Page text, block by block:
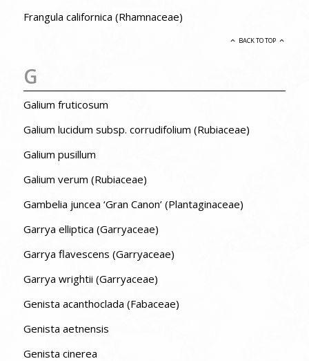
Frangula californica (Rhamnaceae)
BACK TO TOP
G
Galium fruticosum
Galium lucidum subsp. corrudifolium (Rubiaceae)
Galium pusillum
Galium verum (Rubiaceae)
Gambelia juncea ‘Gran Canon’ (Plantaginaceae)
Garrya elliptica (Garryaceae)
Garrya flavescens (Garryaceae)
Garrya wrightii (Garryaceae)
Genista acanthoclada (Fabaceae)
Genista aetnensis
Genista cinerea